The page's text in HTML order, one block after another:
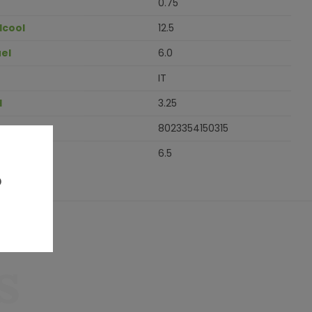
0.75
12.5
6.0
IT
3.25
8023354150315
6.5